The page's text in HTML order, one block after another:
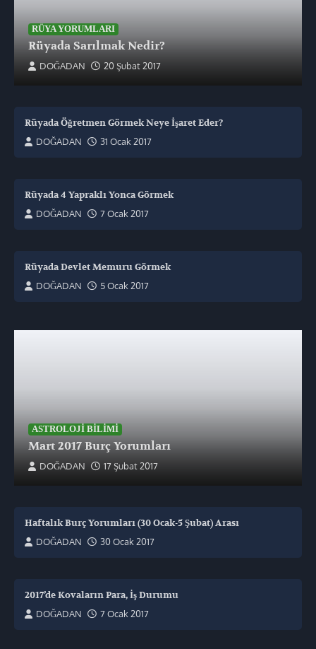
RÜYA YORUMLARI
Rüyada Sarılmak Nedir?
DOĞADAN 20 Şubat 2017
Rüyada Öğretmen Görmek Neye İşaret Eder?
DOĞADAN
31 Ocak 2017
Rüyada 4 Yapraklı Yonca Görmek
DOĞADAN
7 Ocak 2017
Rüyada Devlet Memuru Görmek
DOĞADAN
5 Ocak 2017
ASTROLOJI BILIMI
Mart 2017 Burç Yorumları
DOĞADAN 17 Şubat 2017
Haftalık Burç Yorumları (30 Ocak-5 Şubat) Arası
DOĞADAN
30 Ocak 2017
2017’de Kovaların Para, İş Durumu
DOĞADAN
7 Ocak 2017